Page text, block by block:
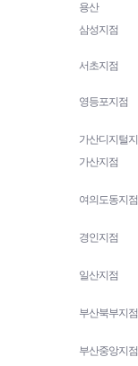
용산
삼성지점
서초지점
영등포지점
가산디지털
가산지점
여의도동지점
경인지점
일산지점
부산북부지점
부산중앙지점